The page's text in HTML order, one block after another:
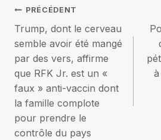
Navigation
de
l’article
PRÉCÉDENT
Trump, dont le cerveau
semble avoir été mangé
par des vers, affirme
que RFK Jr. est un «
faux » anti-vaccin dont
la famille complote
pour prendre le
contrôle du pays
à